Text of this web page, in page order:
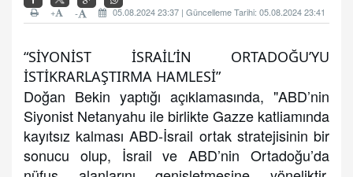
05.08.2024 23:37 | Güncelleme Tarihi: 05.08.2024 23:41
-
+
“SİYONİST İSRAİL’İN ORTADOĞU’YU
İSTİKRARLAŞTIRMA HAMLESİ”
Doğan Bekin yaptığı açıklamasında, "ABD’nin
Siyonist Netanyahu ile birlikte Gazze katliamında
kayıtsız kalması ABD-İsrail ortak stratejisinin bir
sonucu olup, İsrail ve ABD’nin Ortadoğu’da